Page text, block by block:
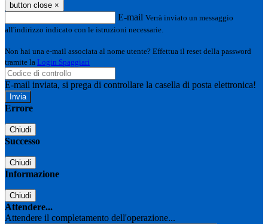
button close ×
E-mail Verrà inviato un messaggio
all'indirizzo indicato con le istruzioni necessarie.
Non hai una e-mail associata al nome utente? Effettua il reset della password
tramite la Login Spaggiari
E-mail inviata, si prega di controllare la casella di posta elettronica!
Errore
Chiudi
Successo
Chiudi
Informazione
Chiudi
Attendere...
Attendere il completamento dell'operazione...